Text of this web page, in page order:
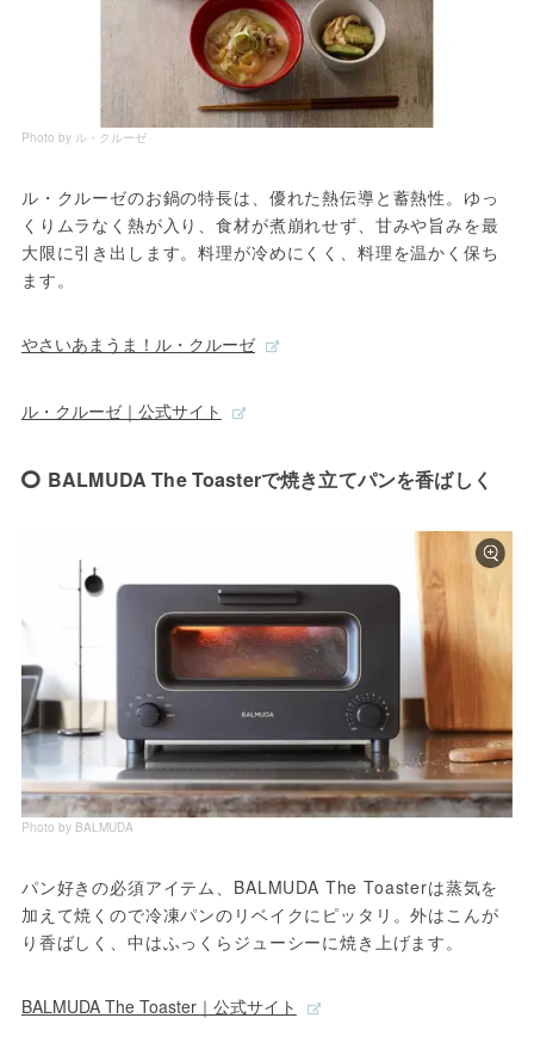
Photo by ル・クルーゼ
ル・クルーゼのお鍋の特長は、優れた熱伝導と蓄熱性。ゆっ
くりムラなく熱が入り、食材が煮崩れせず、甘みや旨みを最
大限に引き出します。料理が冷めにくく、料理を温かく保ち
ます。
やさいあまうま！ル・クルーゼ
ル・クルーゼ｜公式サイト
BALMUDA The Toaster‎で焼き立てパンを香ばしく
Photo by BALMUDA
パン好きの必須アイテム、BALMUDA The Toasterは蒸気を
加えて焼くので冷凍パンのリベイクにピッタリ。外はこんが
り香ばしく、中はふっくらジューシーに焼き上げます。
BALMUDA The Toaster｜公式サイト